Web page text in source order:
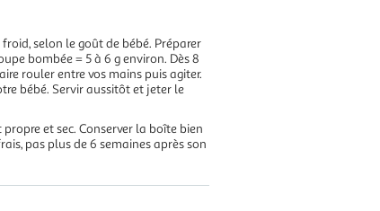
selon le goût de bébé. Préparer
bombée = 5 à 6 g environ. Dès 8
rouler entre vos mains puis agiter.
bébé. Servir aussitôt et jeter le
et sec. Conserver la boîte bien
pas plus de 6 semaines après son